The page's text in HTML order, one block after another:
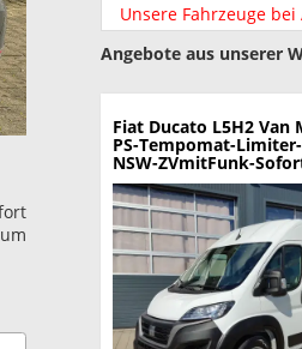
Unsere Fahrzeuge bei
Angebote aus unserer
Fiat Ducato L5H2 Van
PS-Tempomat-
NSW-ZVmitFunk-